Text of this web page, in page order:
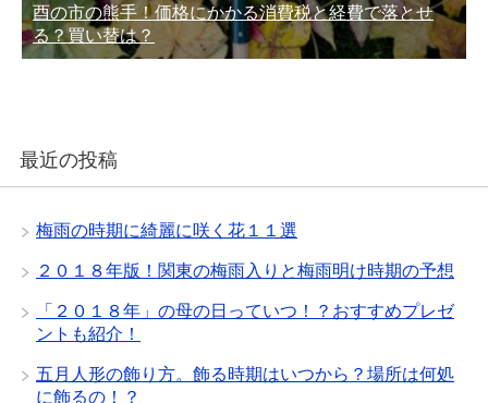
酉の市の熊手！価格にかかる消費税と経費で落とせ
る？買い替は？
最近の投稿
梅雨の時期に綺麗に咲く花１１選
２０１８年版！関東の梅雨入りと梅雨明け時期の予想
「２０１８年」の母の日っていつ！？おすすめプレゼ
ントも紹介！
五月人形の飾り方。飾る時期はいつから？場所は何処
に飾るの！？